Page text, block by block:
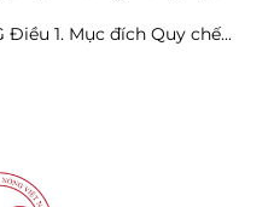
Điều 1. Mục đích Quy chế...